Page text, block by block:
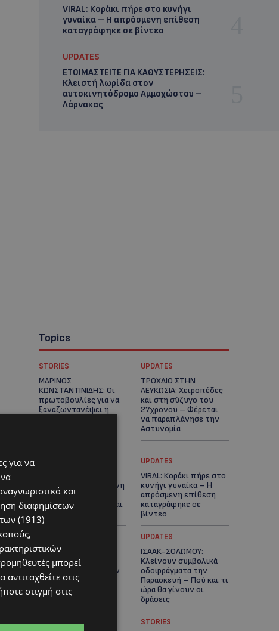
VIRAL: Κοράκι πήρε στο κυνήγι
γυναίκα – Η απρόσμενη επίθεση
καταγράφηκε σε βίντεο
UPDATES
ΕΤΟΙΜΑΣΤΕΙΤΕ ΓΙΑ ΚΑΘΥΣΤΕΡΗΣΕΙΣ:
Κλειστή λωρίδα στον
αυτοκινητόδρομο Αμμοχώστου –
Λάρνακας
Topics
STORIES
ΜΑΡΙΝΟΣ
ΚΩΝΣΤΑΝΤΙΝΙΔΗΣ: Οι
πρωτοβουλίες για να
ξαναζωντανέψει η
UPDATES
ΤΡΟΧΑΙΟ ΣΤΗΝ
ΛΕΥΚΩΣΙΑ: Χειροπέδες
και στη σύζυγο του
27χρονου – Φέρεται
να παραπλάνησε την
Αστυνομία
ΚΑΥΣΩΝΑΣ: Νέα κίτρινη
προειδοποίηση για
40άρια – Πότε τίθεται
σε ισχύ
UPDATES
VIRAL: Κοράκι πήρε στο
κυνήγι γυναίκα – Η
απρόσμενη επίθεση
καταγράφηκε σε
βίντεο
ΕΤΟΙΜΑΣΤΕΙΤΕ ΓΙΑ
ΚΑΘΥΣΤΕΡΗΣΕΙΣ:
Κλειστή λωρίδα στον
αυτοκινητόδρομο
Αμμοχώστου –
Λάρνακας
UPDATES
ΙΣΑΑΚ-ΣΟΛΩΜΟΥ:
Κλείνουν συμβολικά
οδοφράγματα την
Παρασκευή – Πού και τι
ώρα θα γίνουν οι
δράσεις
STORIES
για να
και
διαφημίσεων
(1913)
μπορεί
στις
στιγμή στις